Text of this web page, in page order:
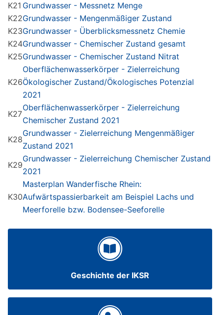
K21 Grundwasser - Messnetz Menge
K22Grundwasser - Mengenmäßiger Zustand
K23Grundwasser - Überblicksmessnetz Chemie
K24Grundwasser - Chemischer Zustand gesamt
K25Grundwasser - Chemischer Zustand Nitrat
K26
Oberflächenwasserkörper - Zielerreichung
Ökologischer Zustand/Ökologisches Potenzial
2021
K27
Oberflächenwasserkörper - Zielerreichung
Chemischer Zustand 2021
K28
Grundwasser - Zielerreichung Mengenmäßiger
Zustand 2021
K29
Grundwasser - Zielerreichung Chemischer Zustand
2021
K30
Masterplan Wanderfische Rhein:
Aufwärtspassierbarkeit am Beispiel Lachs und
Meerforelle bzw. Bodensee-Seeforelle
Geschichte der IKSR